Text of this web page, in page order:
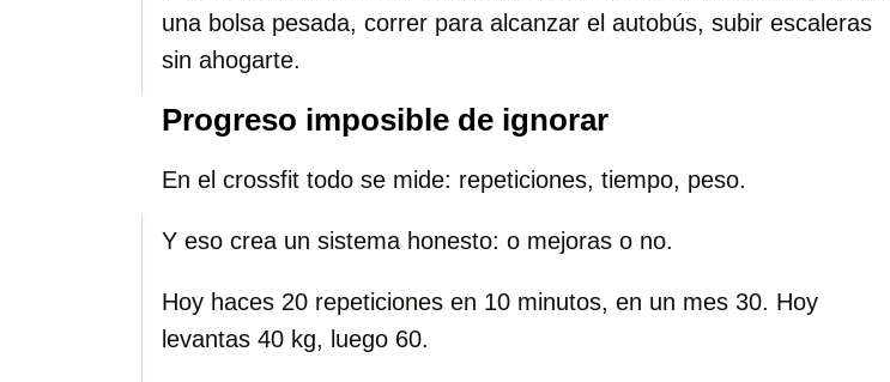
una bolsa pesada, correr para alcanzar el autobús, subir escaleras
sin ahogarte.
Progreso imposible de ignorar
En el crossfit todo se mide: repeticiones, tiempo, peso.
Y eso crea un sistema honesto: o mejoras o no.
Hoy haces 20 repeticiones en 10 minutos, en un mes 30. Hoy
levantas 40 kg, luego 60.